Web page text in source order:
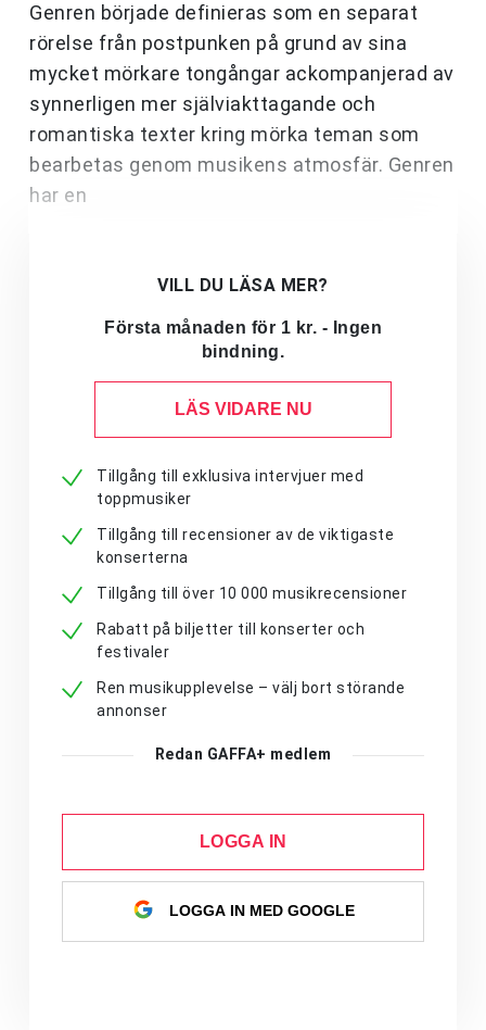
Genren började definieras som en separat
rörelse från postpunken på grund av sina
mycket mörkare tongångar ackompanjerad av
synnerligen mer själviakttagande och
romantiska texter kring mörka teman som
bearbetas genom musikens atmosfär. Genren
har en
VILL DU LÄSA MER?
Första månaden för 1 kr. - Ingen
bindning.
LÄS VIDARE NU
Tillgång till exklusiva intervjuer med
toppmusiker
Tillgång till recensioner av de viktigaste
konserterna
Tillgång till över 10 000 musikrecensioner
Rabatt på biljetter till konserter och
festivaler
Ren musikupplevelse – välj bort störande
annonser
Redan GAFFA+ medlem
LOGGA IN
LOGGA IN MED GOOGLE